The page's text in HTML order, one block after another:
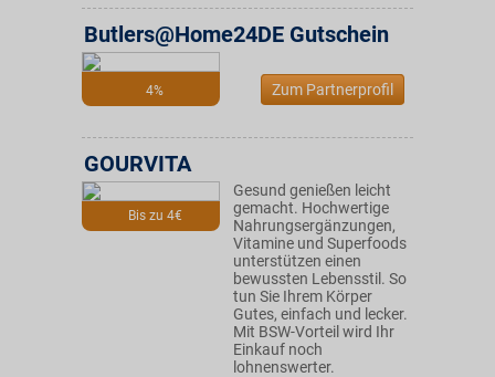
4%
Butlers@Home24DE Gutschein
Zum Partnerprofil
Bis zu 4€
GOURVITA
Gesund genießen leicht
gemacht. Hochwertige
Nahrungsergänzungen,
Vitamine und Superfoods
unterstützen einen
bewussten Lebensstil. So
tun Sie Ihrem Körper
Gutes, einfach und lecker.
Mit BSW-Vorteil wird Ihr
Einkauf noch
lohnenswerter.